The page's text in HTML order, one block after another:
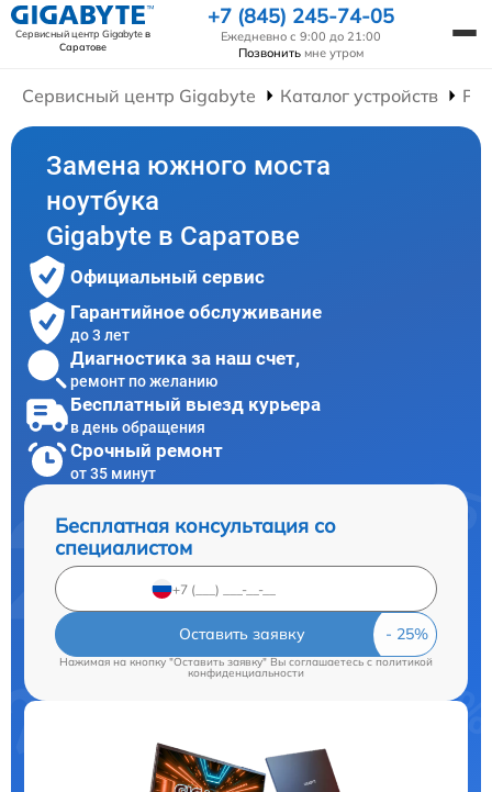
Сервисный центр Gigabyteв
Саратове
+7 (845) 245-74-05
Ежедневно с 9:00 до 21:00
Позвонить мне утром
Сервисный центр Gigabyte Каталог устройств
Замена южного моста
ноутбука
Gigabyte в Саратове
Официальный сервис
Гарантийное обслуживание
до 3 лет
Диагностика за наш счет,
ремонт по желанию
Бесплатный выезд курьера
в день обращения
Срочный ремонт
от 35 минут
Бесплатная консультация со
специалистом
Оставить заявку
Нажимая на кнопку "Оставить заявку" Вы соглашаетесь cполитикой
конфиденциальности